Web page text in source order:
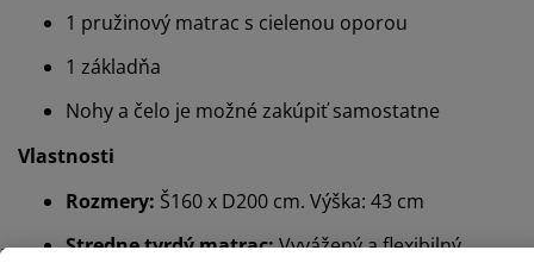
1 pružinový matrac s cielenou oporou
1 základňa
Nohy a čelo je možné zakúpiť samostatne
Vlastnosti
Rozmery: Š160 x D200 cm. Výška: 43 cm
Stredne tvrdý matrac:Vyvážený a flexibilný
Prispôsobujeme váš zážitok